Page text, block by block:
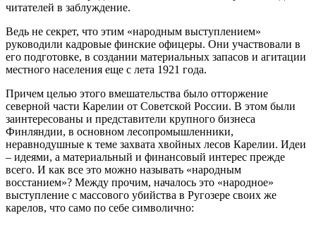
читателей в заблуждение.
Ведь не секрет, что этим «народным выступлением»
руководили кадровые финские офицеры. Они участвовали в
его подготовке, в создании материальных запасов и агитации
местного населения еще с лета 1921 года.
Причем целью этого вмешательства было отторжение
северной части Карелии от Советской России. В этом были
заинтересованы и представители крупного бизнеса
Финляндии, в основном лесопромышленники,
неравнодушные к теме захвата хвойных лесов Карелии. Идеи
– идеями, а материальный и финансовый интерес прежде
всего. И как все это можно называть «народным
восстанием»? Между прочим, началось это «народное»
выступление с массового убийства в Ругозере своих же
карелов, что само по себе символично: